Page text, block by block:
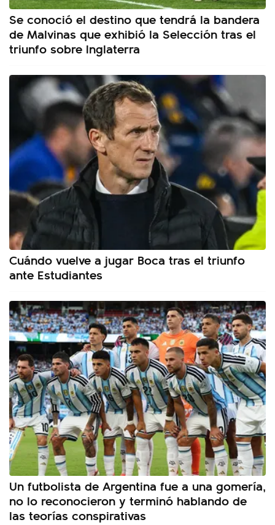
Se conoció el destino que tendrá la bandera
de Malvinas que exhibió la Selección tras el
triunfo sobre Inglaterra
Cuándo vuelve a jugar Boca tras el triunfo
ante Estudiantes
Un futbolista de Argentina fue a una gomería,
no lo reconocieron y terminó hablando de
las teorías conspirativas